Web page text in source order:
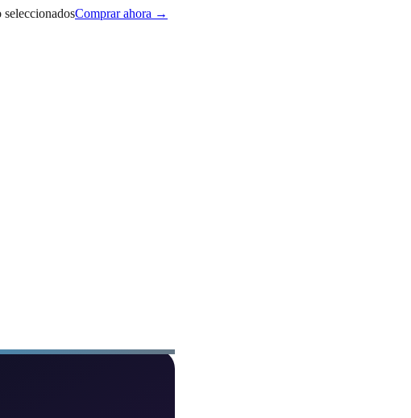
Comprar ahora →